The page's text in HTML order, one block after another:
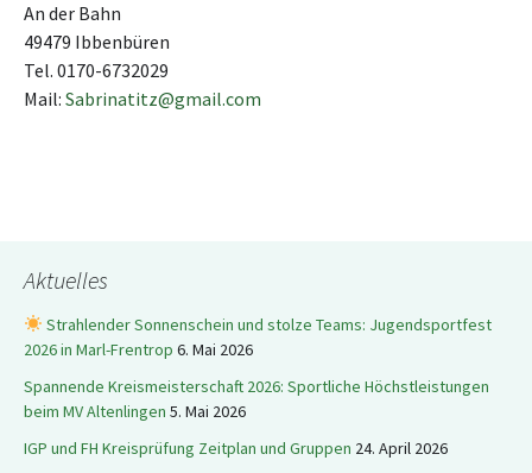
An der Bahn
49479 Ibbenbüren
Tel. 0170-6732029
Mail: Sabrinatitz@gmail.com
Aktuelles
Strahlender Sonnenschein und stolze Teams: Jugendsportfest
2026 in Marl-Frentrop 6. Mai 2026
Spannende Kreismeisterschaft 2026: Sportliche Höchstleistungen
beim MV Altenlingen 5. Mai 2026
IGP und FH Kreisprüfung Zeitplan und Gruppen 24. April 2026